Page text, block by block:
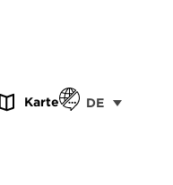
Karte DE